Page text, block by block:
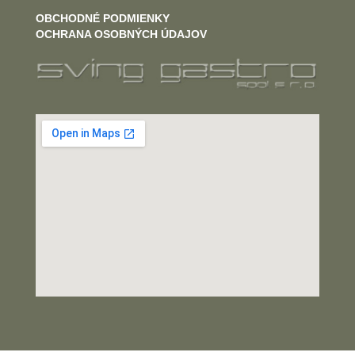
OBCHODNÉ PODMIENKY
OCHRANA OSOBNÝCH ÚDAJOV